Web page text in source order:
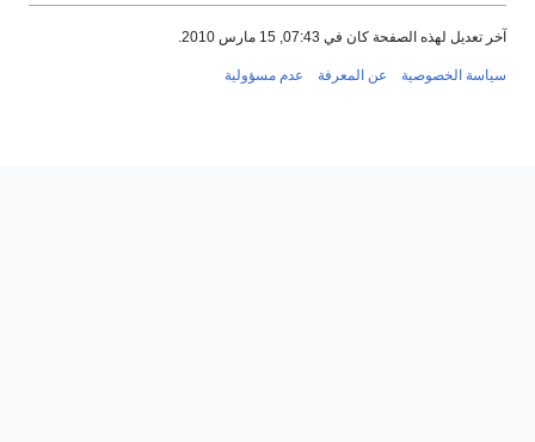
آخر تعديل لهذه الصفحة كان في 07:43, 15 مارس 2010.
سياسة الخصوصية عن المعرفة عدم مسؤولية